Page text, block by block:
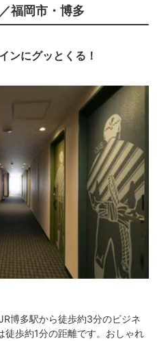
福岡市・博多
ンにグッとくる！
博多駅から徒歩約3分のビジネ
徒歩約1分の距離です。おしゃれ